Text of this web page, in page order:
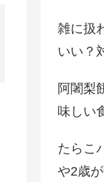
雑に扱
いい？
阿闍梨
味しい
たらこ
や2歳